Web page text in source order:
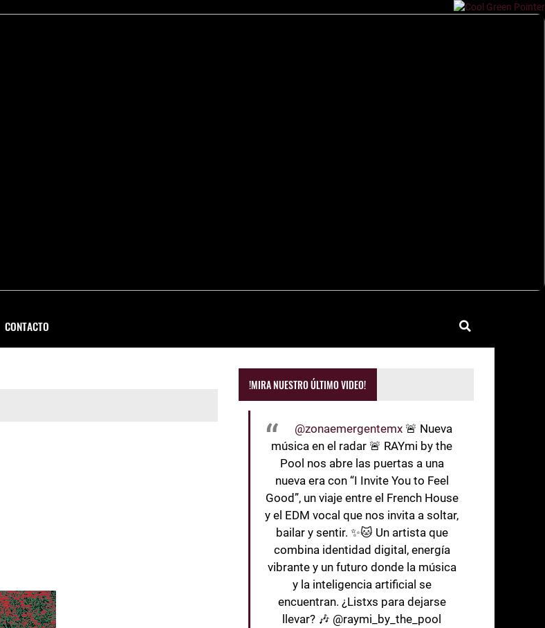
CONTACTO
!MIRA NUESTRO ÚLTIMO VIDEO!
@zonaemergentemx 🚨 Nueva
música en el radar 🚨 RAYmi by the
Pool nos abre las puertas a una
nueva era con “I Invite You to Feel
Good”, un viaje entre el French House
y el EDM vocal que nos invita a soltar,
bailar y sentir. ✨🐱 Un artista que
combina identidad digital, energía
vibrante y un futuro donde la música
y la inteligencia artificial se
encuentran. ¿Listxs para dejarse
llevar? 🎶 @raymi_by_the_pool